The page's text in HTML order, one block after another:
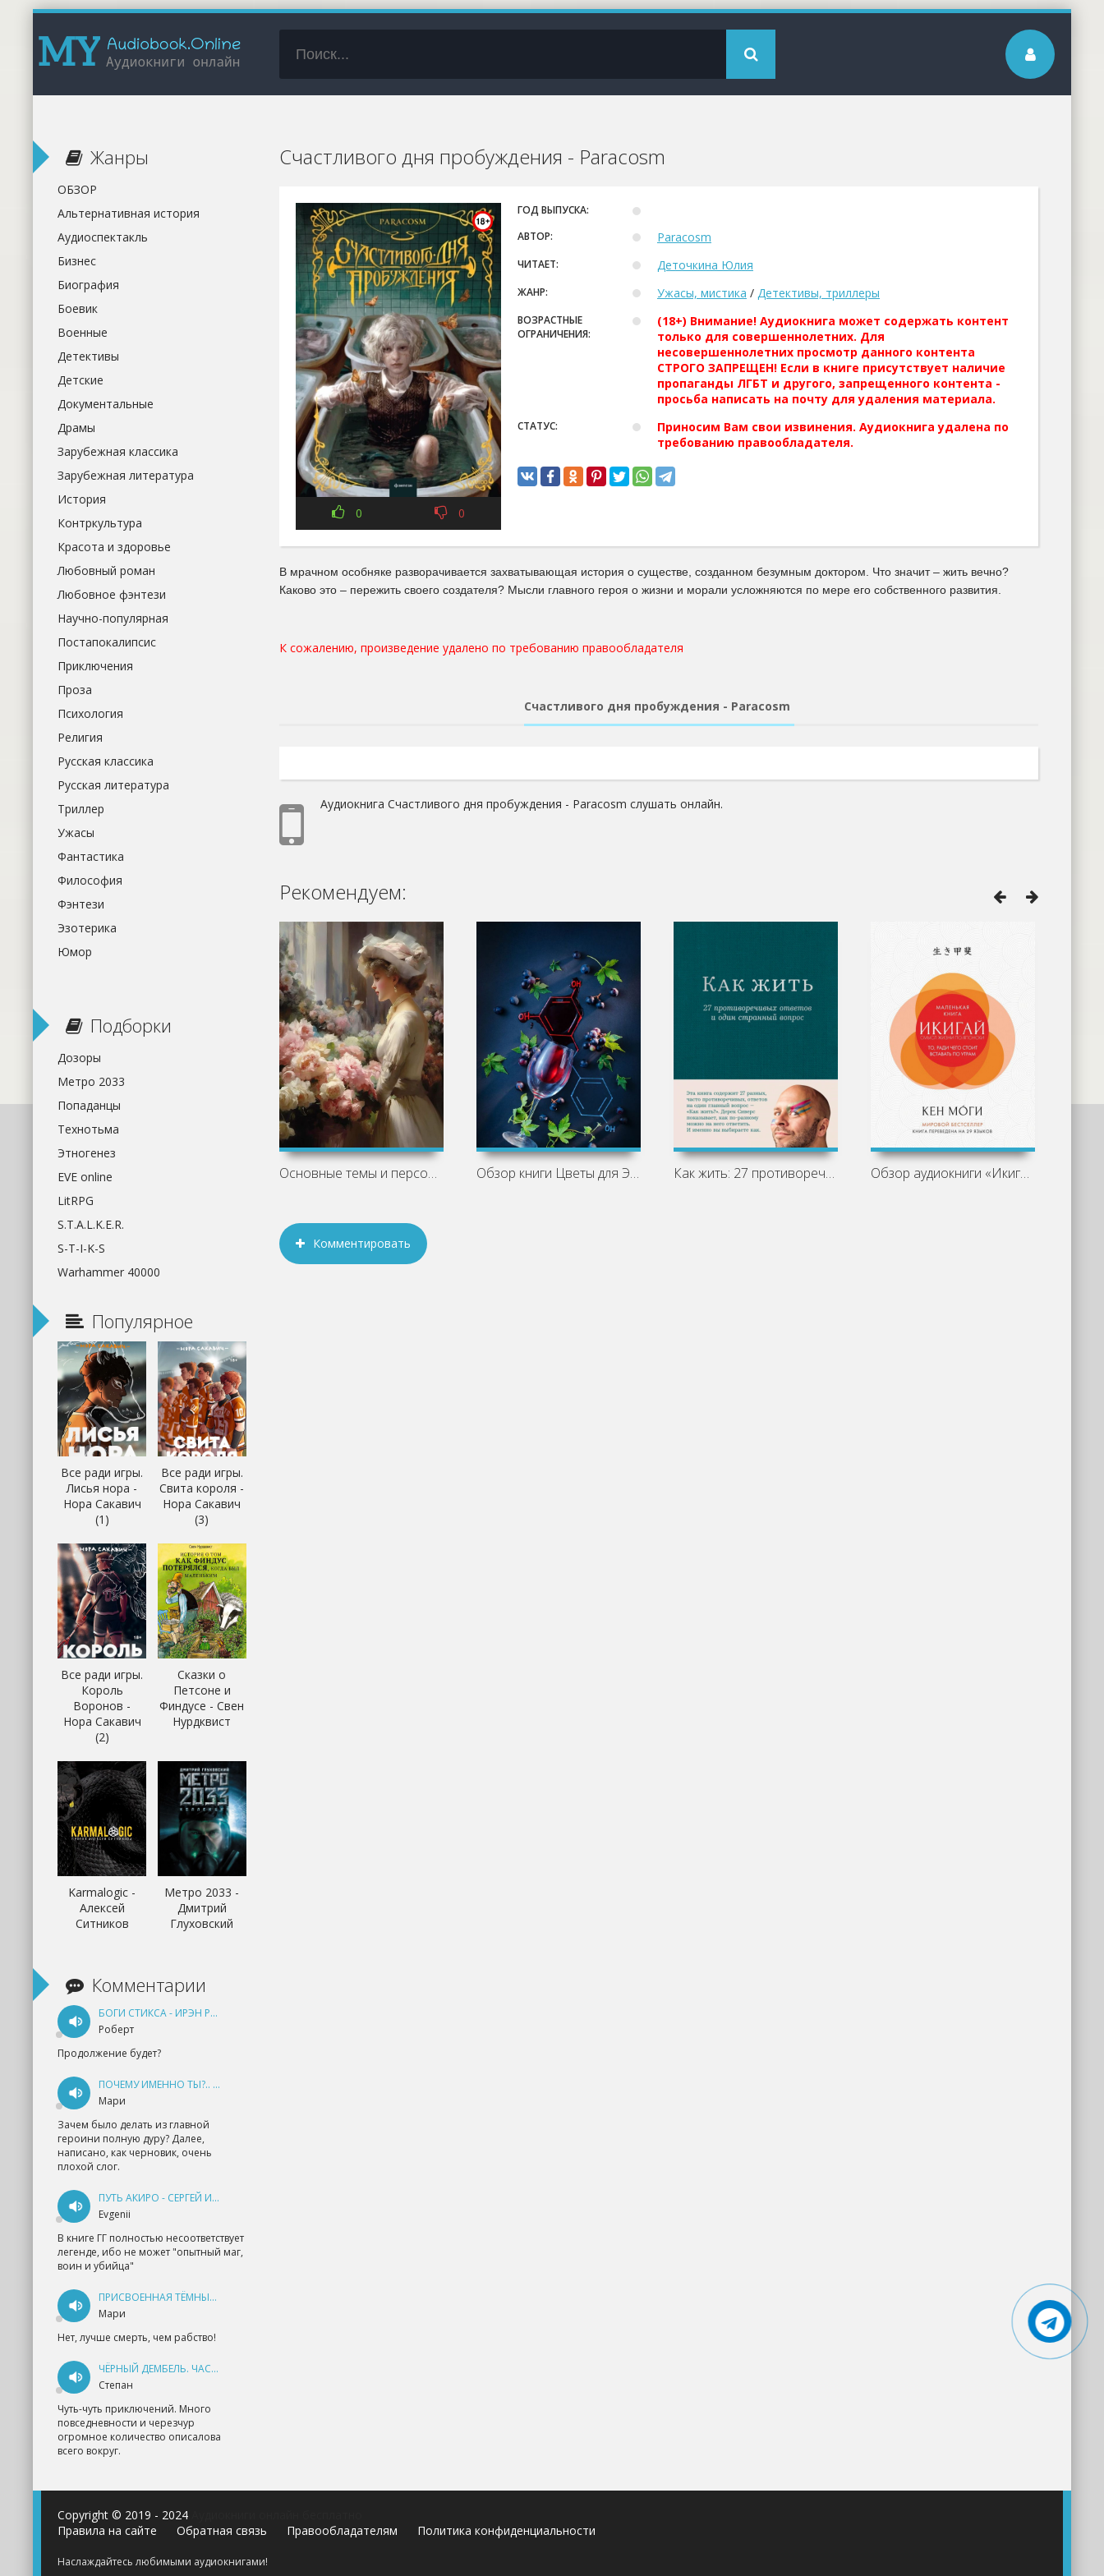
Счастливого дня пробуждения - Paracosm
0 0
ГОД ВЫПУСКА:
АВТОР:
Paracosm
ЧИТАЕТ: Деточкина Юлия
ЖАНР: Ужасы, мистика / Детективы, триллеры
ВОЗРАСТНЫЕ
ОГРАНИЧЕНИЯ:
(18+) Внимание! Аудиокнига может содержать контент
только для совершеннолетних. Для
несовершеннолетних просмотр данного контента
СТРОГО ЗАПРЕЩЕН! Если в книге присутствует наличие
пропаганды ЛГБТ и другого, запрещенного контента -
просьба написать на почту для удаления материала.
СТАТУС:
Приносим Вам свои извинения. Аудиокнига удалена по
требованию правообладателя.
В мрачном особняке разворачивается захватывающая история о существе, созданном безумным доктором. Что значит – жить вечно?
Каково это – пережить своего создателя? Мысли главного героя о жизни и морали усложняются по мере его собственного развития.
К сожалению, произведение удалено по требованию правообладателя
Счастливого дня пробуждения - Paracosm
Аудиокнига Счастливого дня пробуждения - Paracosm слушать онлайн.
Рекомендуем:
Основные темы и персонажи «Недоросля» Обзор книги Цветы для Элджернона - Как жить: 27 противоречивых ответов и Обзор аудиокниги «Икигай. Смысл жизни
Комментировать
Жанры
ОБЗОР
Альтернативная история
Аудиоспектакль
Бизнес
Биография
Боевик
Военные
Детективы
Детские
Документальные
Драмы
Зарубежная классика
Зарубежная литература
История
Контркультура
Красота и здоровье
Любовный роман
Любовное фэнтези
Научно-популярная
Постапокалипсис
Приключения
Проза
Психология
Религия
Русская классика
Русская литература
Триллер
Ужасы
Фантастика
Философия
Фэнтези
Эзотерика
Юмор
Подборки
Дозоры
Метро 2033
Попаданцы
Технотьма
Этногенез
EVE online
LitRPG
S.T.A.L.K.E.R.
S-T-I-K-S
Warhammer 40000
Популярное
Все ради игры.
Лисья нора -
Нора Сакавич
(1)
Все ради игры.
Свита короля -
Нора Сакавич
(3)
Все ради игры.
Король
Воронов -
Нора Сакавич
(2)
Сказки о
Петсоне и
Финдусе - Свен
Нурдквист
Karmalogic -
Алексей
Ситников
Метро 2033 -
Дмитрий
Глуховский
Комментарии
БОГИ СТИКСА - ИРЭН РУДКЕВИЧ
Роберт
Продолжение будет?
ПОЧЕМУ ИМЕННО ТЫ?.. КНИГА 1 - ЕКАТЕРИНА ЮДИНА
Мари
Зачем было делать из главной
героини полную дуру? Далее,
написано, как черновик, очень
плохой слог.
ПУТЬ АКИРО - СЕРГЕЙ ИЗМАЙЛОВ
Evgenii
В книге ГГ полностью несоответствует
легенде, ибо не может "опытный маг,
воин и убийца"
ПРИСВОЕННАЯ ТЁМНЫМ. ПРОКЛЯТАЯ ЛЮБОВЬ - АННА ГЕРР
Мари
Нет, лучше смерть, чем рабство!
ЧЁРНЫЙ ДЕМБЕЛЬ. ЧАСТЬ 1 - АНДРЕЙ ФЕДИН
Степан
Чуть-чуть приключений. Много
повседневности и черезчур
огромное количество описалова
всего вокруг.
Copyright © 2019 - 2024
Правила на сайте
Обратная связь Правообладателям Политика конфиденциальности
Наслаждайтесь любимыми аудиокнигами!